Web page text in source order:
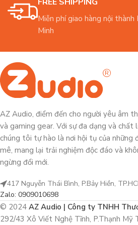
Miễn phí giao hàng nội thành
Minh
AZ Audio, điểm đến cho người yêu âm
và gaming gear. Với sự đa dạng và chất
chúng tôi tự hào là nơi hội tụ của những
mê, mang lại trải nghiệm độc đáo và
ngừng đổi mới.
417 Nguyễn Thái Bình, P.Bảy Hiền,
Zalo: 0909010698
© 2024 AZ Audio | Công ty TNHH
292/43 Xô Viết Nghệ Tĩnh, P.Thạnh Mỹ